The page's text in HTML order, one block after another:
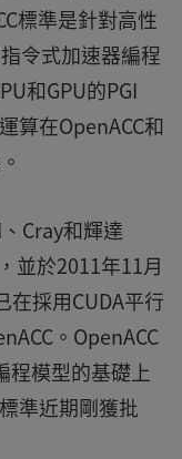
標準是針對高性
令式加速器編程
和GPU的PGI
算在OpenACC和
Cray和輝達
並於2011年11月
在採用CUDA平行
。OpenACC
程模型的基礎上
準近期剛獲批